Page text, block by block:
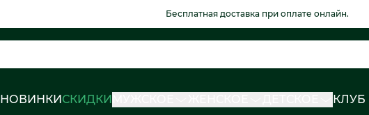
Бесплатная доставка при оплате онлайн.
НОВИНКИСКИДКИ КЛУБ